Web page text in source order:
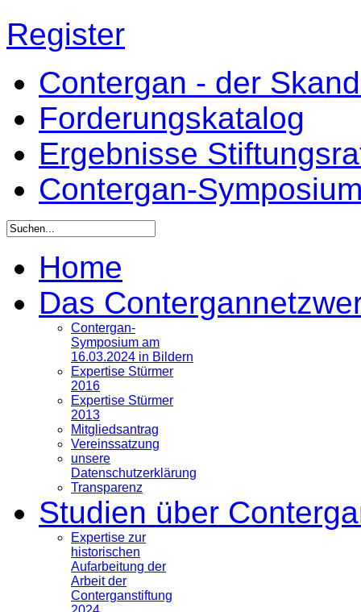
Register
Contergan - der
Forderungskatalog
Ergebnisse
Contergan-
Home
Das
Contergan-
Symposium am
16.03.2024 in Bildern
Expertise Stürmer
2016
Expertise Stürmer
2013
Mitgliedsantrag
Vereinssatzung
unsere
Datenschutzerklärung
Transparenz
Studien über
Expertise zur
historischen
Aufarbeitung der
Arbeit der
Conterganstiftung